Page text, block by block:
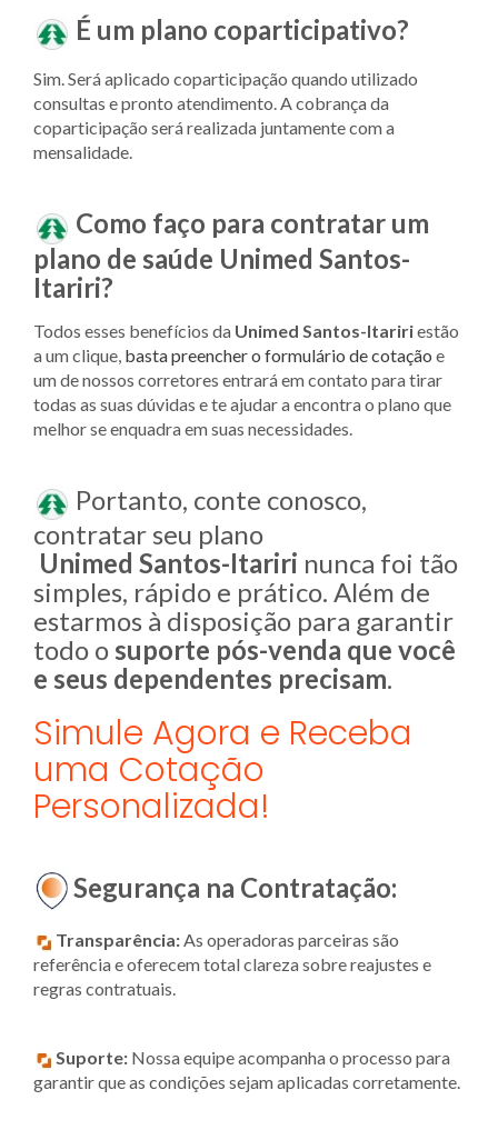
É um plano coparticipativo?
Sim. Será aplicado coparticipação quando utilizado
consultas e pronto atendimento. A cobrança da
coparticipação será realizada juntamente com a
mensalidade.
Como faço para contratar um
plano de saúde Unimed Santos-
Itariri?
Todos esses benefícios da Unimed Santos-Itaririestão
a um clique, basta preencher o formulário de cotação e
um de nossos corretores entrará em contato para tirar
todas as suas dúvidas e te ajudar a encontra o plano que
melhor se enquadra em suas necessidades.
Portanto, conte conosco,
contratar seu plano
Unimed Santos-Itariri nunca foi tão
simples, rápido e prático. Além de
estarmos à disposição para garantir
todo o suporte pós-venda que você
e seus dependentes precisam.
Simule Agora e Receba
uma Cotação
Personalizada!
Segurança na Contratação:
Transparência:As operadoras parceiras são
referência e oferecem total clareza sobre reajustes e
regras contratuais.
Suporte: Nossa equipe acompanha o processo para
garantir que as condições sejam aplicadas corretamente.